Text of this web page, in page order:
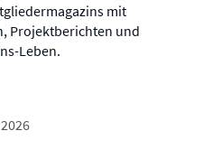
mit
Projektberichten und
Leben.